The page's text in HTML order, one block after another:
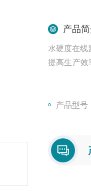
产品
水硬度在线
提高生产效
步监测除了
产品型号